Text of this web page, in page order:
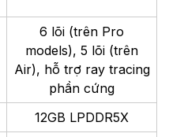
6 lõi (trên Pro
models), 5 lõi (trên
Air), hỗ trợ ray tracing
phần cứng
12GB LPDDR5X